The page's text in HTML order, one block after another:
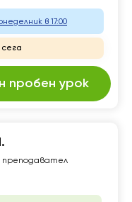
в 17:00
пробен урок
преподавател